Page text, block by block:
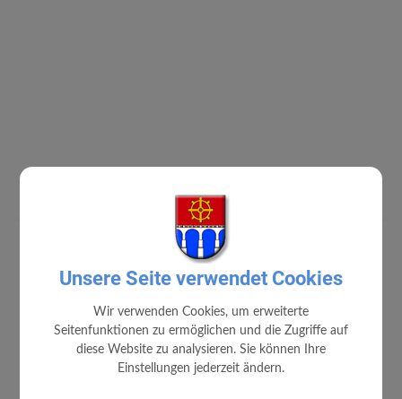
Unsere Seite verwendet Cookies
Wir verwenden Cookies, um erweiterte
Seitenfunktionen zu ermöglichen und die Zugriffe auf
diese Website zu analysieren. Sie können Ihre
Einstellungen jederzeit ändern.